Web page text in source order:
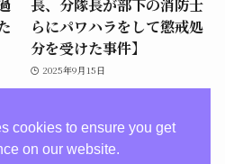
長、分隊長が部下の消防士
らにパワハラをして懲戒処
分を受けた事件】
2025年9月15日
cookies to ensure you get
on our website.